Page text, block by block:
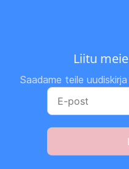
Liitu
Saadame teile